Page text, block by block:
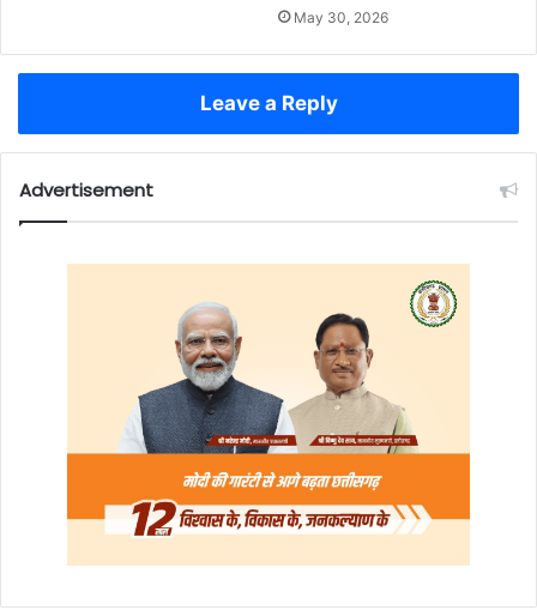
May 30, 2026
Leave a Reply
Advertisement